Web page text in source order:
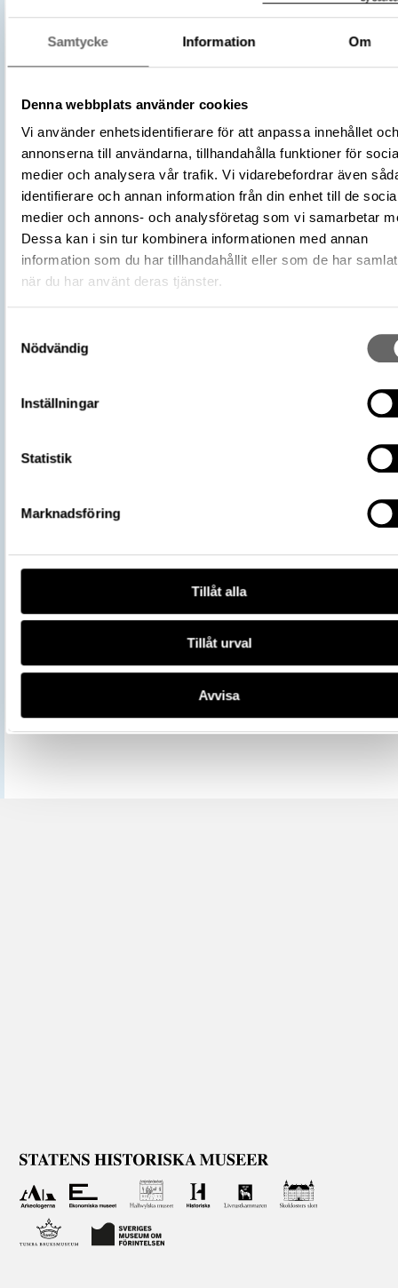
Samtycke Information Om
Denna webbplats använder cookies
Vi använder enhetsidentifierare för att anpassa innehållet och
annonserna till användarna, tillhandahålla funktioner för
medier och analysera vår trafik. Vi vidarebefordrar även
identifierare och annan information från din enhet till de
medier och annons- och analysföretag som vi samarbetar
Dessa kan i sin tur kombinera informationen med annan
information som du har tillhandahållit eller som de har
när du har använt deras tjänster.
Nödvändig
Inställningar
Statistik
Marknadsföring
Tillåt alla
Tillåt urval
Avvisa
Material
Silver
Storlek
Vikt 1.19 g
Tysk-romerska riket
Köln
Tillverkare Otto III(Myntherre)
Föremålsnummer
Litteratur
Die Münzen von Köln, 1935, Häv. 34
(Hävernick, Walter)
Omnämns i katalog Förvärv: 16200 på Catview
Fyndplats
Socken: Hejde socken, Kommun:
kommun, Landskap: Gotland, Land:
Kontextnamn
Vikingarnas värld (start 2021-06-24),
https://samlingar.shm.se/object/
FB1C-458A-B683-876E8C6AC5F6
Kopiera URI
All textinformation (metadata) på denna sida är fri att använda
Mer information om licenser hos Statens historiska museer.